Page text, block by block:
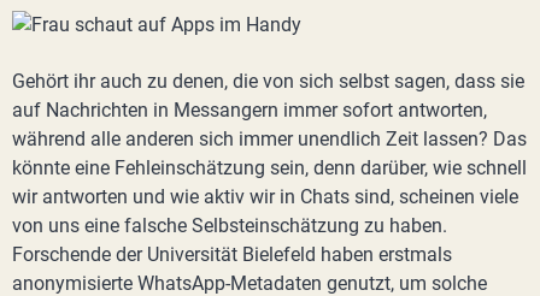
Gehört ihr auch zu denen, die von sich selbst sagen, dass sie
auf Nachrichten in Messangern immer sofort antworten,
während alle anderen sich immer unendlich Zeit lassen? Das
könnte eine Fehleinschätzung sein, denn darüber, wie schnell
wir antworten und wie aktiv wir in Chats sind, scheinen viele
von uns eine falsche Selbsteinschätzung zu haben.
Forschende der Universität Bielefeld haben erstmals
anonymisierte WhatsApp-Metadaten genutzt, um solche